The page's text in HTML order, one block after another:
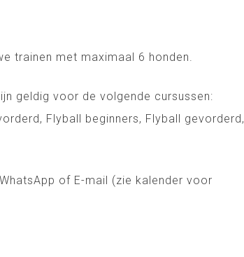
trainen met maximaal 6 honden.
geldig voor de volgende cursussen:
Flyball beginners, Flyball gevorderd,
of E-mail (zie kalender voor